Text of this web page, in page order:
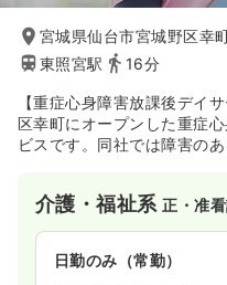
宮城県仙台市宮城野区幸
東照宮駅
16分
【重症心身障害放課後デイ
区幸町にオープンした重症
ビスです。同社では障害の
介護・福祉系正・准
日勤のみ（常勤）